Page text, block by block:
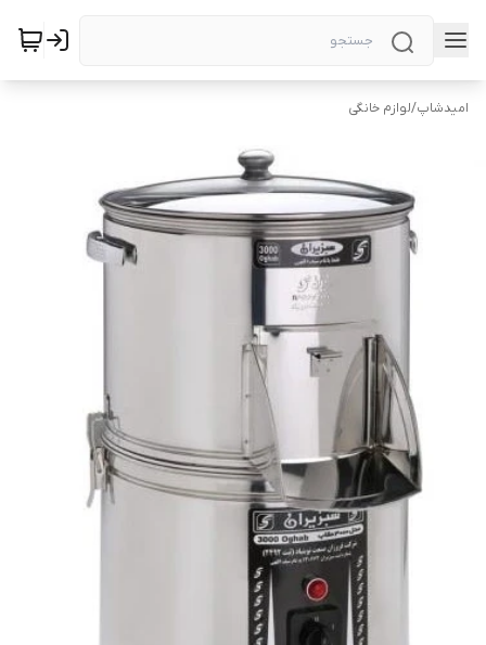
امیدشاپ/لوازم خانگی